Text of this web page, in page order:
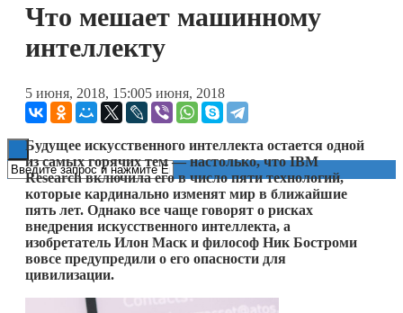
Книги
Что мешает машинному
интеллекту
5 июня, 2018, 15:005 июня, 2018
Будущее искусственного интеллекта остается одной
из самых горячих тем — настолько, что IBM
Research включила его в число пяти технологий,
которые кардинально изменят мир в ближайшие
пять лет. Однако все чаще говорят о рисках
внедрения искусственного интеллекта, а
изобретатель Илон Маск и философ Ник Бостроми
вовсе предупредили о его опасности для
цивилизации.